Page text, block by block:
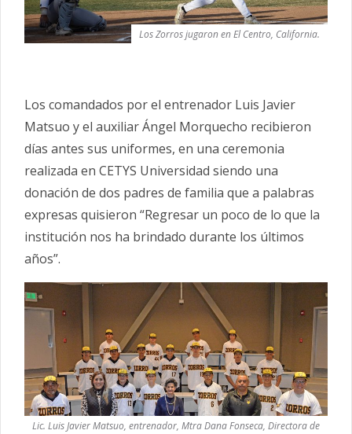
Los Zorros jugaron en El Centro, California.
Los comandados por el entrenador Luis Javier
Matsuo y el auxiliar Ángel Morquecho recibieron
días antes sus uniformes, en una ceremonia
realizada en CETYS Universidad siendo una
donación de dos padres de familia que a palabras
expresas quisieron “Regresar un poco de lo que la
institución nos ha brindado durante los últimos
años”.
Lic. Luis Javier Matsuo, entrenador, Mtra Dana Fonseca, Directora de